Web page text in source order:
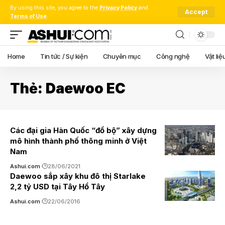
By using this site, you agree to the Privacy Policy and
Terms of Use.
Accept
Home Tin tức / Sự kiện Chuyên mục Công nghệ Vật
Thẻ: Daewoo EC
Các đại gia Hàn Quốc “đổ bộ” xây dựng
mô hình thành phố thông minh ở Việt
Nam
Ashui.com 28/06/2021
Daewoo sắp xây khu đô thị Starlake
2,2 tỷ USD tại Tây Hồ Tây
Ashui.com 22/06/2016